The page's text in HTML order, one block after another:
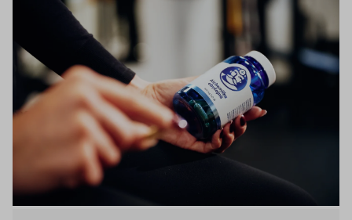
vějířovité tvary s jemnými chloupky po okrajích, na které se
zachycuje voda ( jde o Lotosový efekt, kterým se rostlina
samočistí, odborný termín je gutace), což dodává rostlině půvabný
lesklý vzhled. Oblibuje si vlhká, polostinná místa a častěji se
vyskytuje na loukách a polích. Zajímavé je, že neroste na
znečištěných místech. Má i lidový název: divoký muškát.
Nejvhodnější období pro jeho sběr je začátek, obsahuje nejvíce
aktivních látek. Aby si je uchoval, suší se ve stínu v tenkých
vrstvách. Podpora zdraví žen při potížích Pozoruhodná rostlina z
čeledi růžových se po staletí využívá na podporu zdraví žen. S
pozitivními účinky na reprodukční systém je